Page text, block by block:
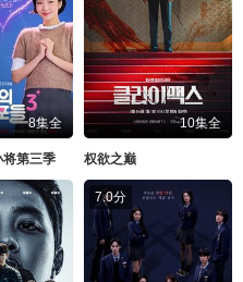
8集全
第三季
10集全
权欲之巅
7.0分